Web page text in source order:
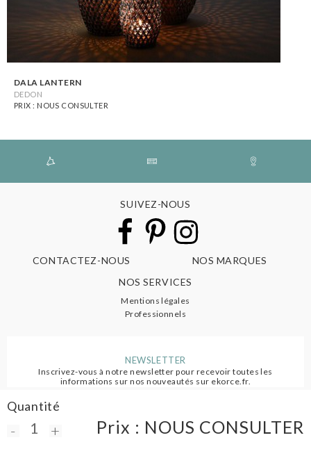
Quantité
- + Prix : NOUS CONSULTER
DALA LANTERN
DEDON
PRIX : NOUS CONSULTER
SUIVEZ-NOUS
CONTACTEZ-NOUS
NOS MARQUES
NOS SERVICES
Mentions légales
Professionnels
NEWSLETTER
Inscrivez-vous à notre newsletter pour recevoir toutes les
informations sur nos nouveautés sur ekorce.fr.